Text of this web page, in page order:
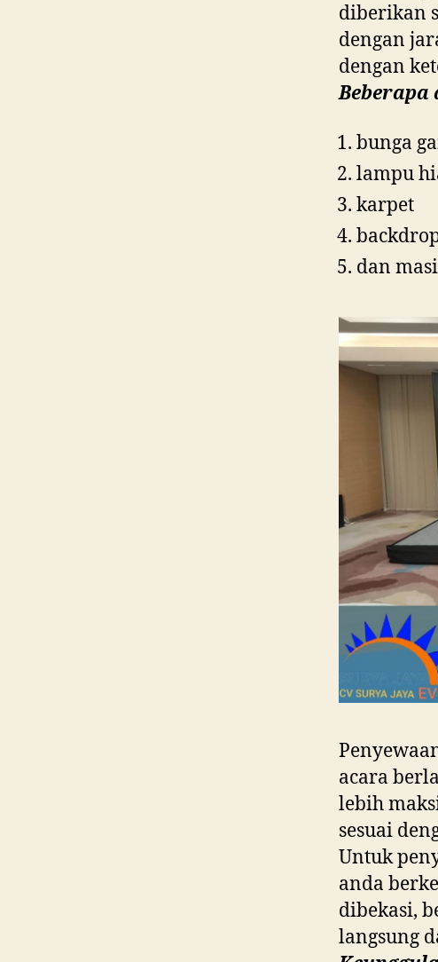
diberikan
dengan
dengan
bunga
lampu
karpet
dan
acara
lebih
sesuai
Untuk
anda
dibekasi,
langsung